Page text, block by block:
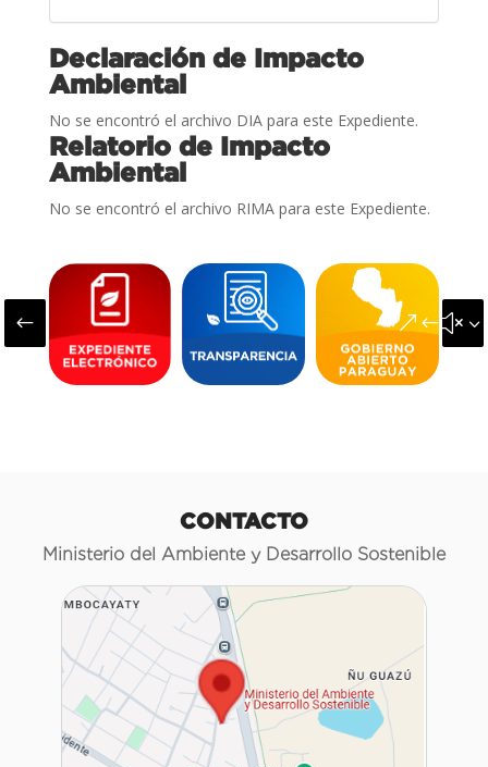
Declaración de Impacto
Ambiental
No se encontró el archivo DIA para este Expediente.
Relatorio de Impacto
Ambiental
No se encontró el archivo RIMA para este Expediente.
#
CONTACTO
Ministerio del Ambiente y Desarrollo Sostenible